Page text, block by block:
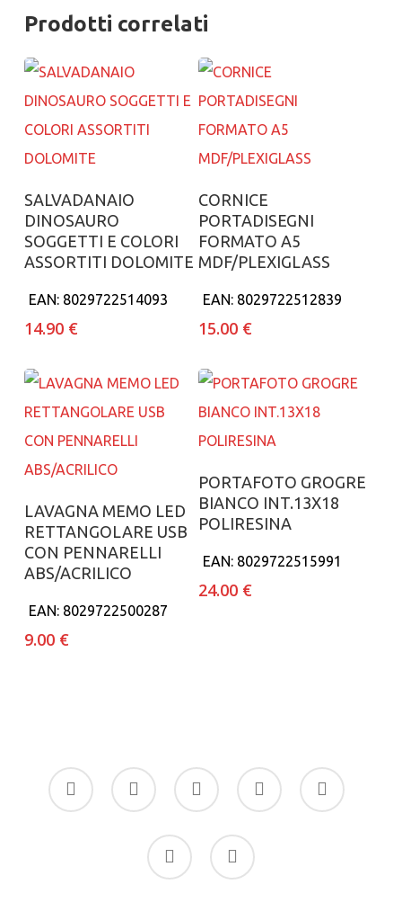
Prodotti correlati
Aggiungi al carrello
SALVADANAIO
DINOSAURO
SOGGETTI E COLORI
ASSORTITI DOLOMITE
EAN: 8029722514093
14.90 €
Aggiungi al carrello
CORNICE
PORTADISEGNI
FORMATO A5
MDF/PLEXIGLASS
EAN: 8029722512839
15.00 €
Aggiungi al carrello
LAVAGNA MEMO LED
RETTANGOLARE USB
CON PENNARELLI
ABS/ACRILICO
EAN: 8029722500287
9.00 €
Aggiungi al carrello
PORTAFOTO GROGRE
BIANCO INT.13X18
POLIRESINA
EAN: 8029722515991
24.00 €
facebook
google-
plus
instagram whatsapp tiktok
phone email